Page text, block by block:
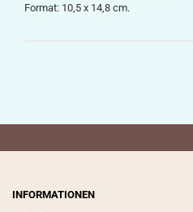
Format: 10,5 x 14,8 cm.
INFORMATIONEN